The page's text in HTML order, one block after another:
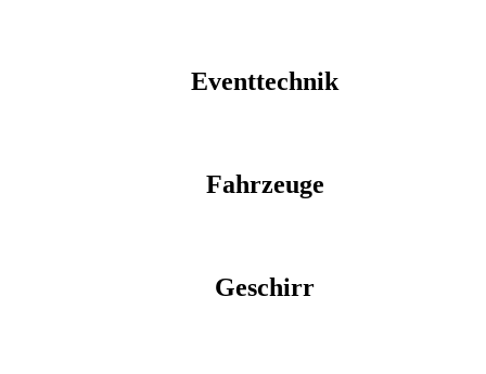
Eventtechnik
Fahrzeuge
Geschirr